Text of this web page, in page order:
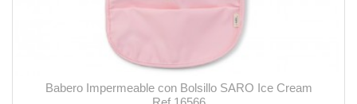
Babero Impermeable con Bolsillo SARO Ice Cream